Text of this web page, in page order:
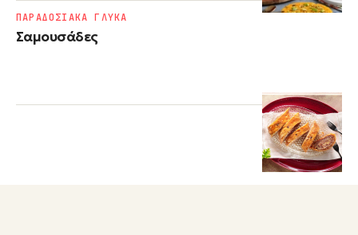
Σαμουσάδες
ΠΑΡΑΔΟΣΙΑΚΑ ΓΛΥΚΑ